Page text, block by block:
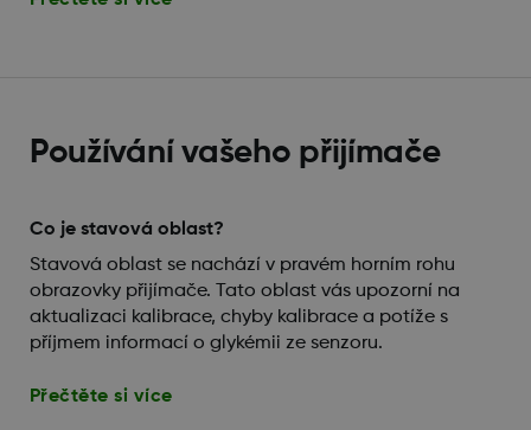
Používání vašeho přijímače
Co je stavová oblast?
Stavová oblast se nachází v pravém horním rohu
obrazovky přijímače. Tato oblast vás upozorní na
aktualizaci kalibrace, chyby kalibrace a potíže s
příjmem informací o glykémii ze senzoru.
Přečtěte si více